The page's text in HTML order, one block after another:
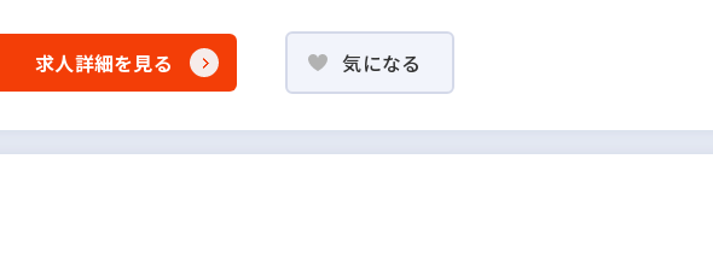
求人詳細を見る 気になる